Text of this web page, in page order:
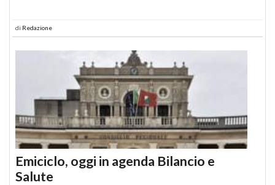
di Redazione
Emiciclo, oggi in agenda Bilancio e
Salute